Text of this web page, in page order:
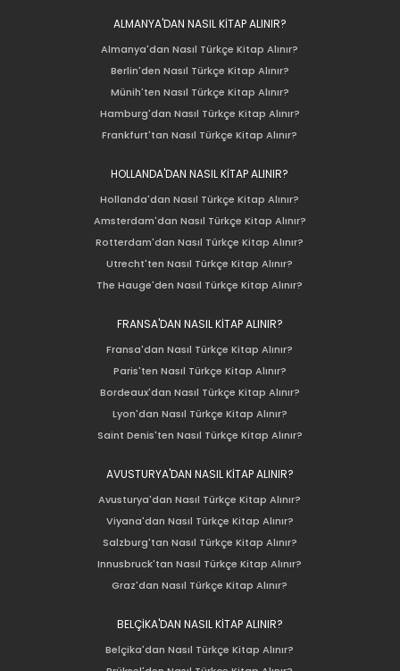
ALMANYA'DAN NASIL KİTAP ALINIR?
Almanya'dan Nasıl Türkçe Kitap Alınır?
Berlin'den Nasıl Türkçe Kitap Alınır?
Münih'ten Nasıl Türkçe Kitap Alınır?
Hamburg'dan Nasıl Türkçe Kitap Alınır?
Frankfurt'tan Nasıl Türkçe Kitap Alınır?
HOLLANDA'DAN NASIL KİTAP ALINIR?
Hollanda'dan Nasıl Türkçe Kitap Alınır?
Amsterdam'dan Nasıl Türkçe Kitap Alınır?
Rotterdam'dan Nasıl Türkçe Kitap Alınır?
Utrecht'ten Nasıl Türkçe Kitap Alınır?
The Hauge'den Nasıl Türkçe Kitap Alınır?
FRANSA'DAN NASIL KİTAP ALINIR?
Fransa'dan Nasıl Türkçe Kitap Alınır?
Paris'ten Nasıl Türkçe Kitap Alınır?
Bordeaux'dan Nasıl Türkçe Kitap Alınır?
Lyon'dan Nasıl Türkçe Kitap Alınır?
Saint Denis'ten Nasıl Türkçe Kitap Alınır?
AVUSTURYA'DAN NASIL KİTAP ALINIR?
Avusturya'dan Nasıl Türkçe Kitap Alınır?
Viyana'dan Nasıl Türkçe Kitap Alınır?
Salzburg'tan Nasıl Türkçe Kitap Alınır?
Innusbruck'tan Nasıl Türkçe Kitap Alınır?
Graz'dan Nasıl Türkçe Kitap Alınır?
BELÇİKA'DAN NASIL KİTAP ALINIR?
Belçika'dan Nasıl Türkçe Kitap Alınır?